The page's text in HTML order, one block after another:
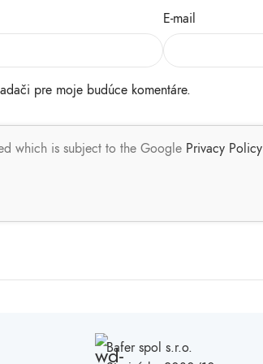
E-mail
pre moje budúce komentáre.
which is subject to the Google Privacy Policy
Bafer spol s.r.o.